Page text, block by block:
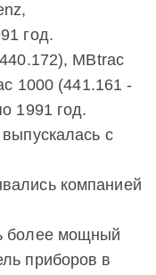
год.
MBtrac
1000 (441.161 -
1991 год.
с
компанией
более мощный
приборов в